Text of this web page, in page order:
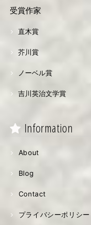
受賞作家
直木賞
芥川賞
ノーベル賞
吉川英治文学賞
Information
About
Blog
Contact
プライバシーポリシー